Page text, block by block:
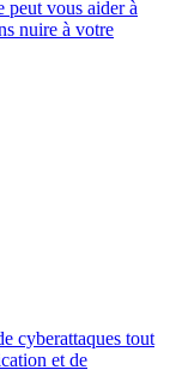
peut vous aider à
nuire à votre
cyberattaques tout
et de